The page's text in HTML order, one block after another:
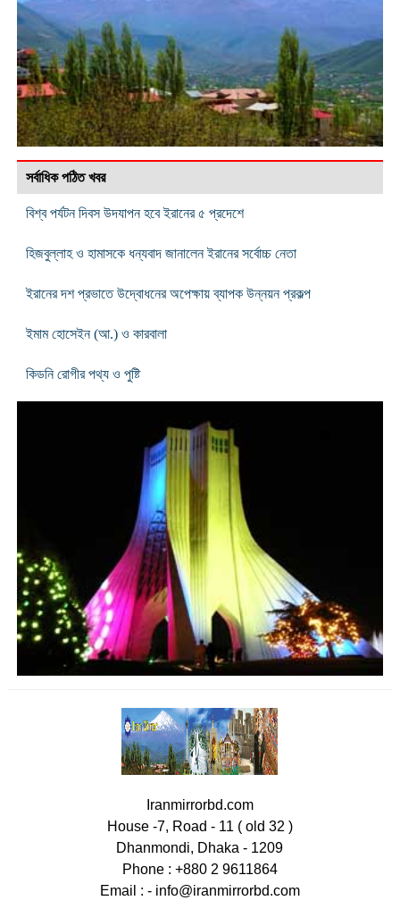
সর্বাধিক পঠিত খবর
বিশ্ব পর্যটন দিবস উদযাপন হবে ইরানের ৫ প্রদেশে
হিজবুল্লাহ ও হামাসকে ধন্যবাদ জানালেন ইরানের সর্বোচ্চ নেতা
ইরানের দশ প্রভাতে উদ্বোধনের অপেক্ষায় ব্যাপক উন্নয়ন প্রকল্প
ইমাম হোসেইন (আ.) ও কারবালা
কিডনি রোগীর পথ্য ও পুষ্টি
Iranmirrorbd.com
House -7, Road - 11 ( old 32 )
Dhanmondi, Dhaka - 1209
Phone : +880 2 9611864
Email : - info@iranmirrorbd.com